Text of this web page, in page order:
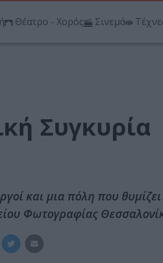
Θέατρο - Χορός Σινεμά
Συγκυρία
και μια πόλη που
Φωτογραφίας